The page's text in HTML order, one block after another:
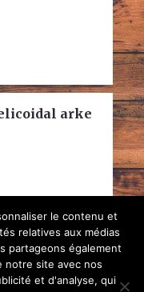
arke
le contenu et
relatives aux médias
partageons également
notre site avec nos
et d'analyse, qui